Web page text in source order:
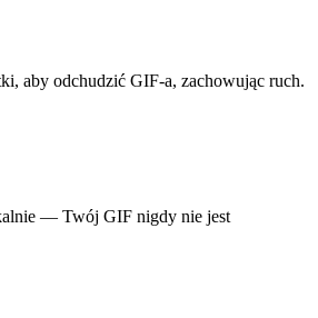
aby odchudzić GIF-a, zachowując ruch.
— Twój GIF nigdy nie jest